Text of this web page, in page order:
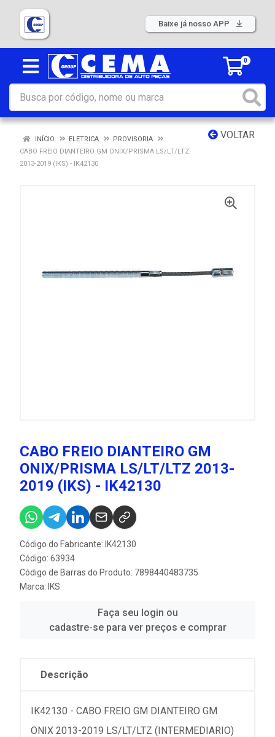
Baixe já nosso APP
0
VOLTAR
INÍCIO ELETRICA
PROVISORIA
CABO FREIO DIANTEIRO GM ONIX/PRISMA LS/LT/LTZ
2013-2019 (IKS) - IK42130
CABO FREIO DIANTEIRO GM
ONIX/PRISMA LS/LT/LTZ 2013-
2019 (IKS) - IK42130
Código do Fabricante: IK42130
Código: 63934
Código de Barras do Produto: 7898440483735
Marca: IKS
Faça seu login ou
cadastre-se para ver preços e comprar
Descrição
IK42130 - CABO FREIO GM DIANTEIRO GM
ONIX 2013-2019 LS/LT/LTZ (INTERMEDIARIO)